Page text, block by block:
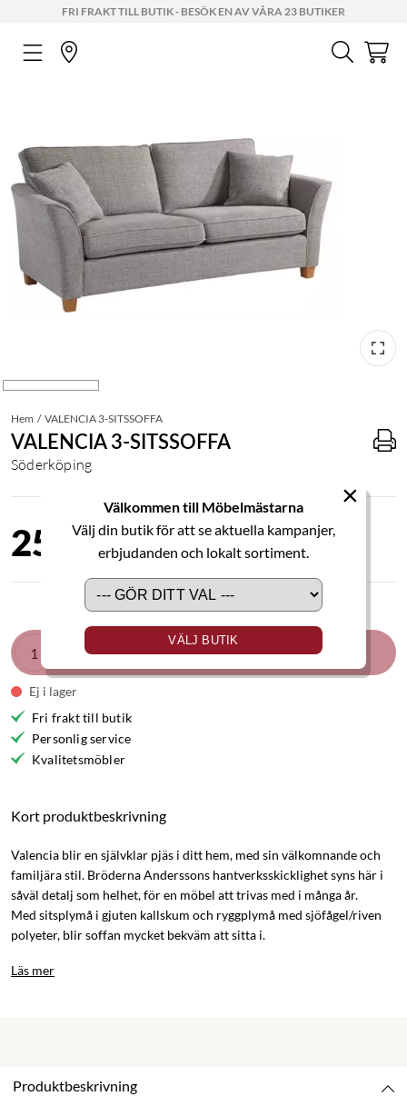
FRI FRAKT TILL BUTIK - BESÖK EN AV VÅRA 23 BUTIKER
Välkommen till Möbelmästarna
Välj din butik för att se aktuella kampanjer,
erbjudanden och lokalt sortiment.
VÄLJ BUTIK
×
Hem VALENCIA 3-SITSSOFFA
VALENCIA 3-SITSSOFFA
Söderköping
25 490,00 kr
LÄGG I VARUKORGEN
Ej i lager
Fri frakt till butik
Personlig service
Kvalitetsmöbler
Kort produktbeskrivning
Valencia blir en självklar pjäs i ditt hem, med sin välkomnande och
familjära stil. Bröderna Anderssons hantverksskicklighet syns här i
såväl detalj som helhet, för en möbel att trivas med i många år.
Med sitsplymå i gjuten kallskum och ryggplymå med sjöfågel/riven
polyeter, blir soffan mycket bekväm att sitta i.
Läs mer
Produktbeskrivning